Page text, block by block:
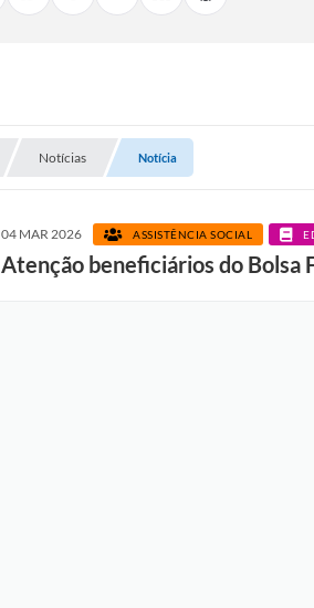
Notícias Notícia
04 MAR 2026 ASSISTÊNCIA SOCIAL
Atenção beneficiários do Bolsa